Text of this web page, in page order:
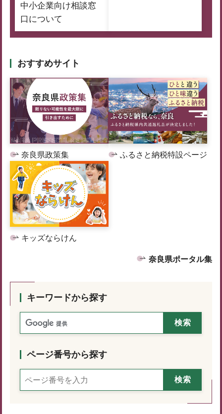
中小企業向け相談窓
口について
おすすめサイト
奈良県政策集 ふるさと納税特設ページ
キッズならけん
奈良県ポータル集
キーワードから探す
ページ番号から探す